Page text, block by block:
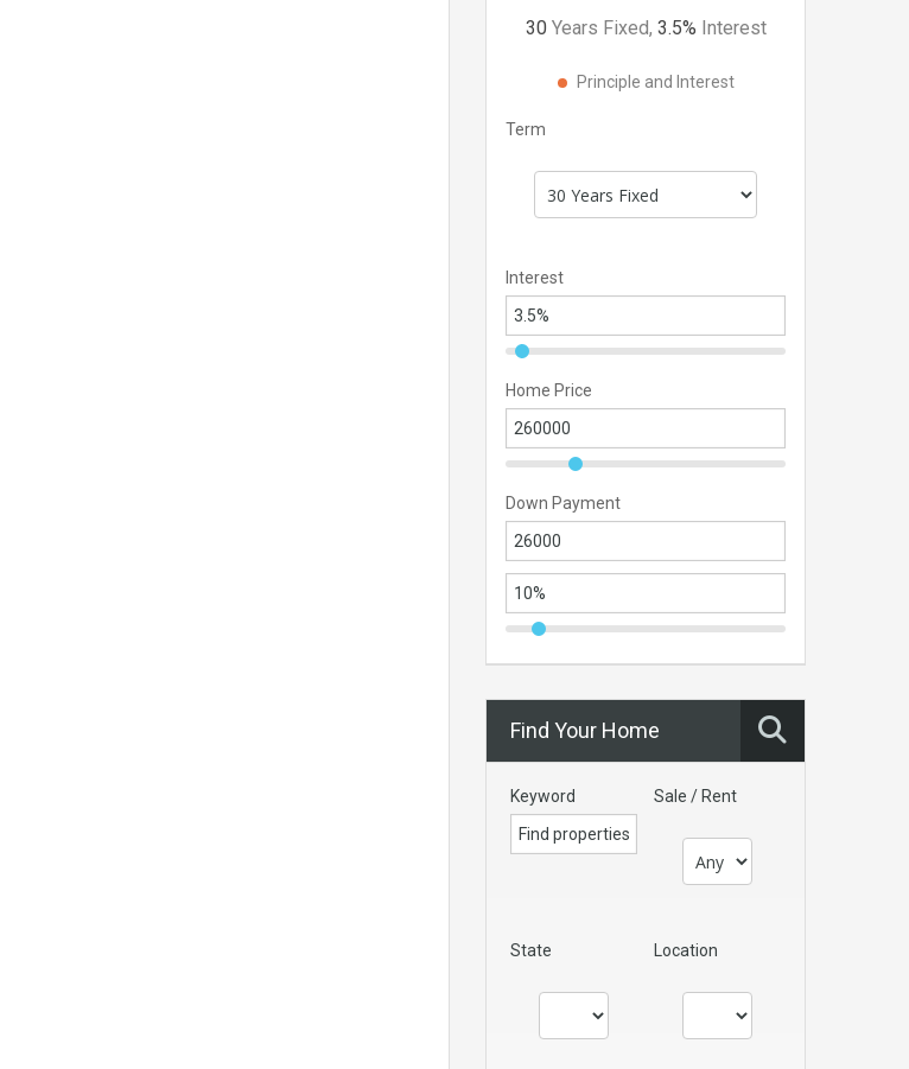
30 Years Fixed, 3.5% Interest
Principle and Interest
Term
Interest
Home Price
Down Payment
Find Your Home
Keyword Sale / Rent
State Location